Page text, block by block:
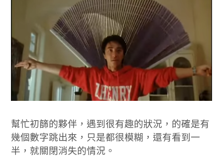
幫忙初篩的夥伴，遇到很有趣的狀況，的確是有
幾個數字跳出來，只是都很模糊，還有看到一
半，就關閉消失的情況。